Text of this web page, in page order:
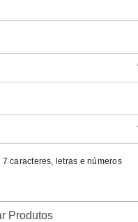
caracteres, letras e números
Produtos